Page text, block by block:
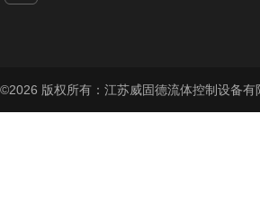
©2026 版权所有：江苏威固德流体控制设备